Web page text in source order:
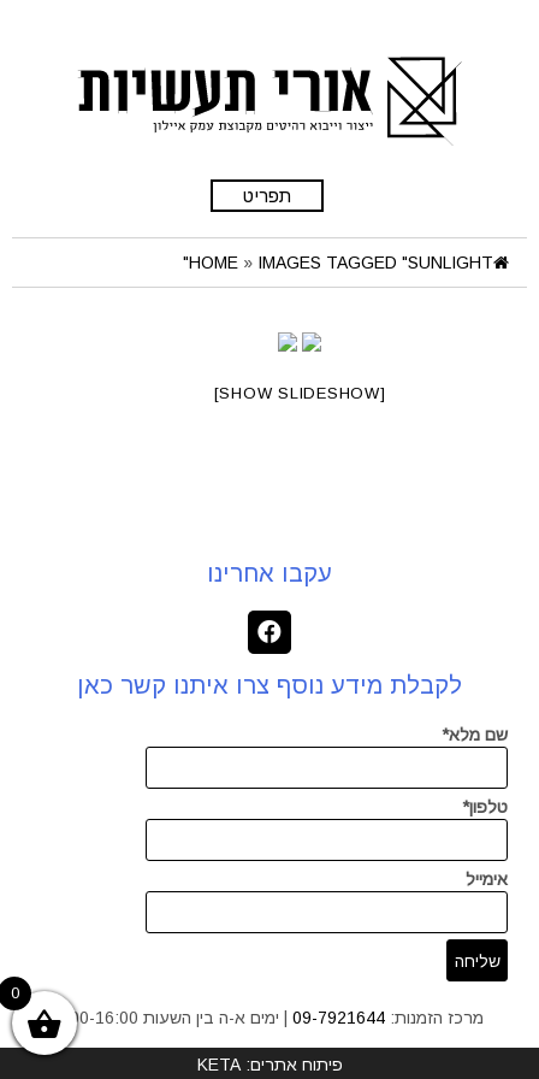
תפריט
HOME » IMAGES TAGGED "SUNLIGHT"
[SHOW SLIDESHOW]
עקבו אחרינו
לקבלת מידע נוסף צרו איתנו קשר כאן
שם מלא*
טלפון*
אימייל
מרכז הזמנות: 09-7921644 | ימים א-ה בין השעות 9:00-16:00
0
פיתוח אתרים: KETA